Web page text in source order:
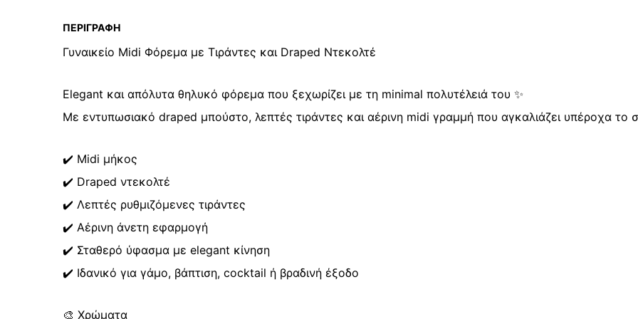
ΠΕΡΙΓΡΑΦΉ
Γυναικείο Midi Φόρεμα με Τιράντες και Draped Ντεκολτέ
Elegant και απόλυτα θηλυκό φόρεμα που ξεχωρίζει με τη minimal πολυτέλειά του ✨
Με εντυπωσιακό draped μπούστο, λεπτές τιράντες και αέρινη midi γραμμή που αγκαλιάζει υπέροχα το
✔️ Midi μήκος
✔️ Draped ντεκολτέ
✔️ Λεπτές ρυθμιζόμενες τιράντες
✔️ Αέρινη άνετη εφαρμογή
✔️ Σταθερό ύφασμα με elegant κίνηση
✔️ Ιδανικό για γάμο, βάπτιση, cocktail ή βραδινή έξοδο
🎨 Χρώματα